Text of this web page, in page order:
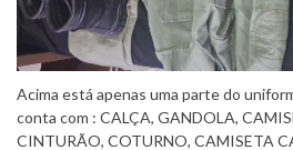
Acima está apenas uma parte do
conta com : CALÇA, GANDOLA,
CINTURÃO, COTURNO, CAMISETA